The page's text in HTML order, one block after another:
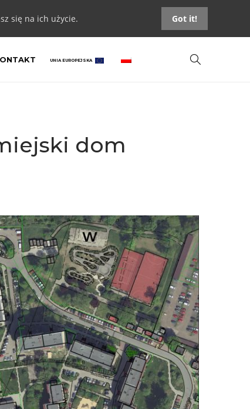
się na ich użycie. Got it!
UNIA EUROPEJSKA
dom